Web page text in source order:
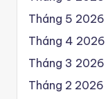
Tháng 5 2026
Tháng 4 2026
Tháng 3 2026
Tháng 2 2026